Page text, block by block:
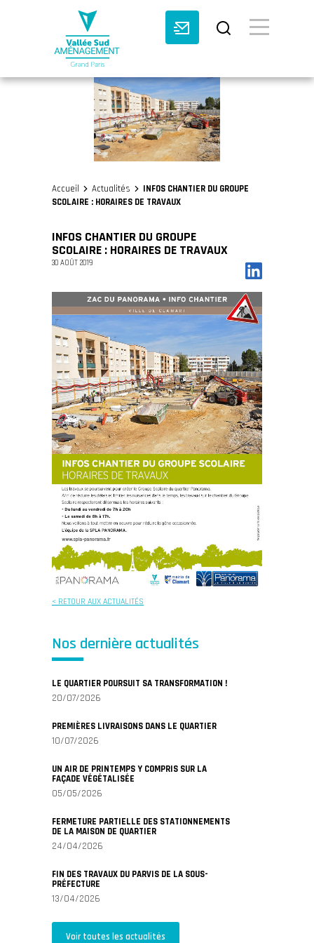
Accueil Actualités
INFOS CHANTIER DU GROUPE
SCOLAIRE : HORAIRES DE TRAVAUX
INFOS CHANTIER DU GROUPE
SCOLAIRE : HORAIRES DE TRAVAUX
30 AOÛT 2019
< RETOUR AUX ACTUALITÉS
Nos dernière actualités
LE QUARTIER POURSUIT SA TRANSFORMATION !
20/07/2026
PREMIÈRES LIVRAISONS DANS LE QUARTIER
10/07/2026
UN AIR DE PRINTEMPS Y COMPRIS SUR LA
FAÇADE VÉGÉTALISÉE
05/05/2026
FERMETURE PARTIELLE DES STATIONNEMENTS
DE LA MAISON DE QUARTIER
24/04/2026
FIN DES TRAVAUX DU PARVIS DE LA SOUS-
PRÉFECTURE
13/04/2026
Voir toutes les actualités